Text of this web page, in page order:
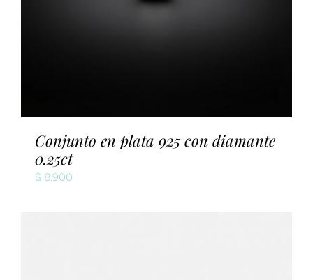
Conjunto en plata 925 con diamante
0.25ct
$ 8.900